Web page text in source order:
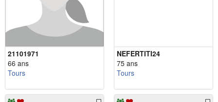
21101971
66 ans
Tours
NEFERTITI24
75 ans
Tours